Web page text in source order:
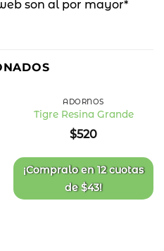
son al por mayor*
de
deseos
ADORNOS
Tigre Resina Grande
$520
¡Compralo en12 cuotas
de$43!